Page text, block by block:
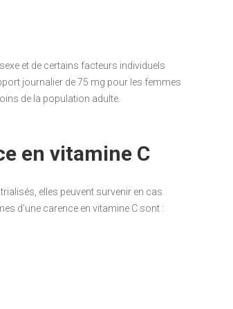
et de certains facteurs individuels
journalier de 75 mg pour les femmes
de la population adulte.
en vitamine C
elles peuvent survenir en cas
d’une carence en vitamine C sont :